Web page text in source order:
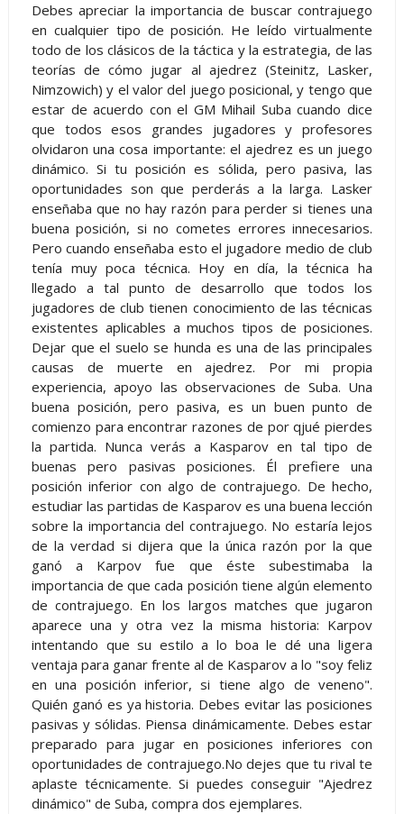
Debes apreciar la importancia de buscar contrajuego
en cualquier tipo de posición. He leído virtualmente
todo de los clásicos de la táctica y la estrategia, de las
teorías de cómo jugar al ajedrez (Steinitz, Lasker,
Nimzowich) y el valor del juego posicional, y tengo que
estar de acuerdo con el GM Mihail Suba cuando dice
que todos esos grandes jugadores y profesores
olvidaron una cosa importante: el ajedrez es un juego
dinámico. Si tu posición es sólida, pero pasiva, las
oportunidades son que perderás a la larga. Lasker
enseñaba que no hay razón para perder si tienes una
buena posición, si no cometes errores innecesarios.
Pero cuando enseñaba esto el jugadore medio de club
tenía muy poca técnica. Hoy en día, la técnica ha
llegado a tal punto de desarrollo que todos los
jugadores de club tienen conocimiento de las técnicas
existentes aplicables a muchos tipos de posiciones.
Dejar que el suelo se hunda es una de las principales
causas de muerte en ajedrez. Por mi propia
experiencia, apoyo las observaciones de Suba. Una
buena posición, pero pasiva, es un buen punto de
comienzo para encontrar razones de por qjué pierdes
la partida. Nunca verás a Kasparov en tal tipo de
buenas pero pasivas posiciones. Él prefiere una
posición inferior con algo de contrajuego. De hecho,
estudiar las partidas de Kasparov es una buena lección
sobre la importancia del contrajuego. No estaría lejos
de la verdad si dijera que la única razón por la que
ganó a Karpov fue que éste subestimaba la
importancia de que cada posición tiene algún elemento
de contrajuego. En los largos matches que jugaron
aparece una y otra vez la misma historia: Karpov
intentando que su estilo a lo boa le dé una ligera
ventaja para ganar frente al de Kasparov a lo "soy feliz
en una posición inferior, si tiene algo de veneno".
Quién ganó es ya historia. Debes evitar las posiciones
pasivas y sólidas. Piensa dinámicamente. Debes estar
preparado para jugar en posiciones inferiores con
oportunidades de contrajuego.No dejes que tu rival te
aplaste técnicamente. Si puedes conseguir "Ajedrez
dinámico" de Suba, compra dos ejemplares.